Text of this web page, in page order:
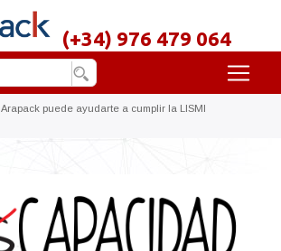
(+34) 976 479 064
Arapack puede ayudarte a cumplir la LISMI